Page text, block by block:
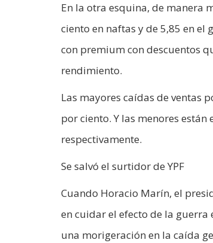
En la otra esquina, de manera
ciento en naftas y de 5,85 en
con premium con descuentos
rendimiento.
Las mayores caídas de ventas
por ciento. Y las menores están
respectivamente.
Se salvó el surtidor de YPF
Cuando Horacio Marín, el
en cuidar el efecto de la
una morigeración en la caída